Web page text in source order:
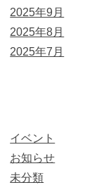
2025年9月
2025年8月
2025年7月
イベント
お知らせ
未分類